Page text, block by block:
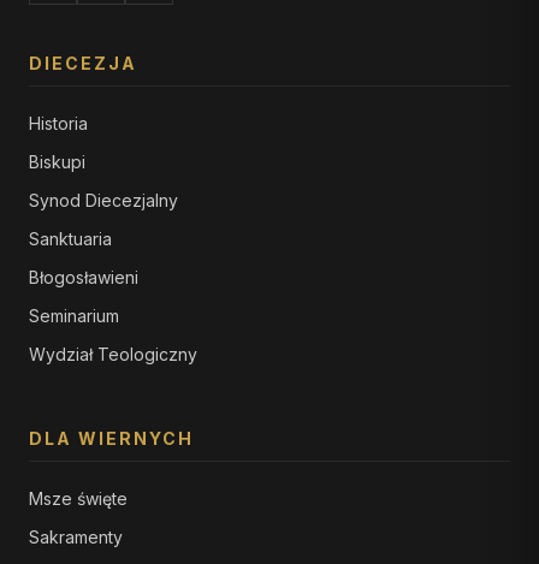
DIECEZJA
Historia
Biskupi
Synod Diecezjalny
Sanktuaria
Błogosławieni
Seminarium
Wydział Teologiczny
DLA WIERNYCH
Msze święte
Sakramenty